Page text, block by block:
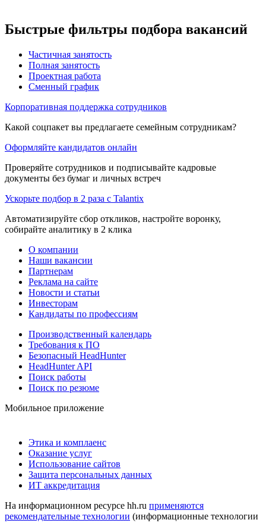
Быстрые фильтры подбора вакансий
Частичная занятость
Полная занятость
Проектная работа
Сменный график
Корпоративная поддержка сотрудников
Какой соцпакет вы предлагаете семейным сотрудникам?
Оформляйте кандидатов онлайн
Проверяйте сотрудников и подписывайте кадровые
документы без бумаг и личных встреч
Ускорьте подбор в 2 раза с Talantix
Автоматизируйте сбор откликов, настройте воронку,
собирайте аналитику в 2 клика
О компании
Наши вакансии
Партнерам
Реклама на сайте
Новости и статьи
Инвесторам
Кандидаты по профессиям
Производственный календарь
Требования к ПО
Безопасный HeadHunter
HeadHunter API
Поиск работы
Поиск по резюме
Мобильное приложение
Этика и комплаенс
Оказание услуг
Использование сайтов
Защита персональных данных
ИТ аккредитация
На информационном ресурсе hh.ru применяются
рекомендательные технологии (информационные технологии